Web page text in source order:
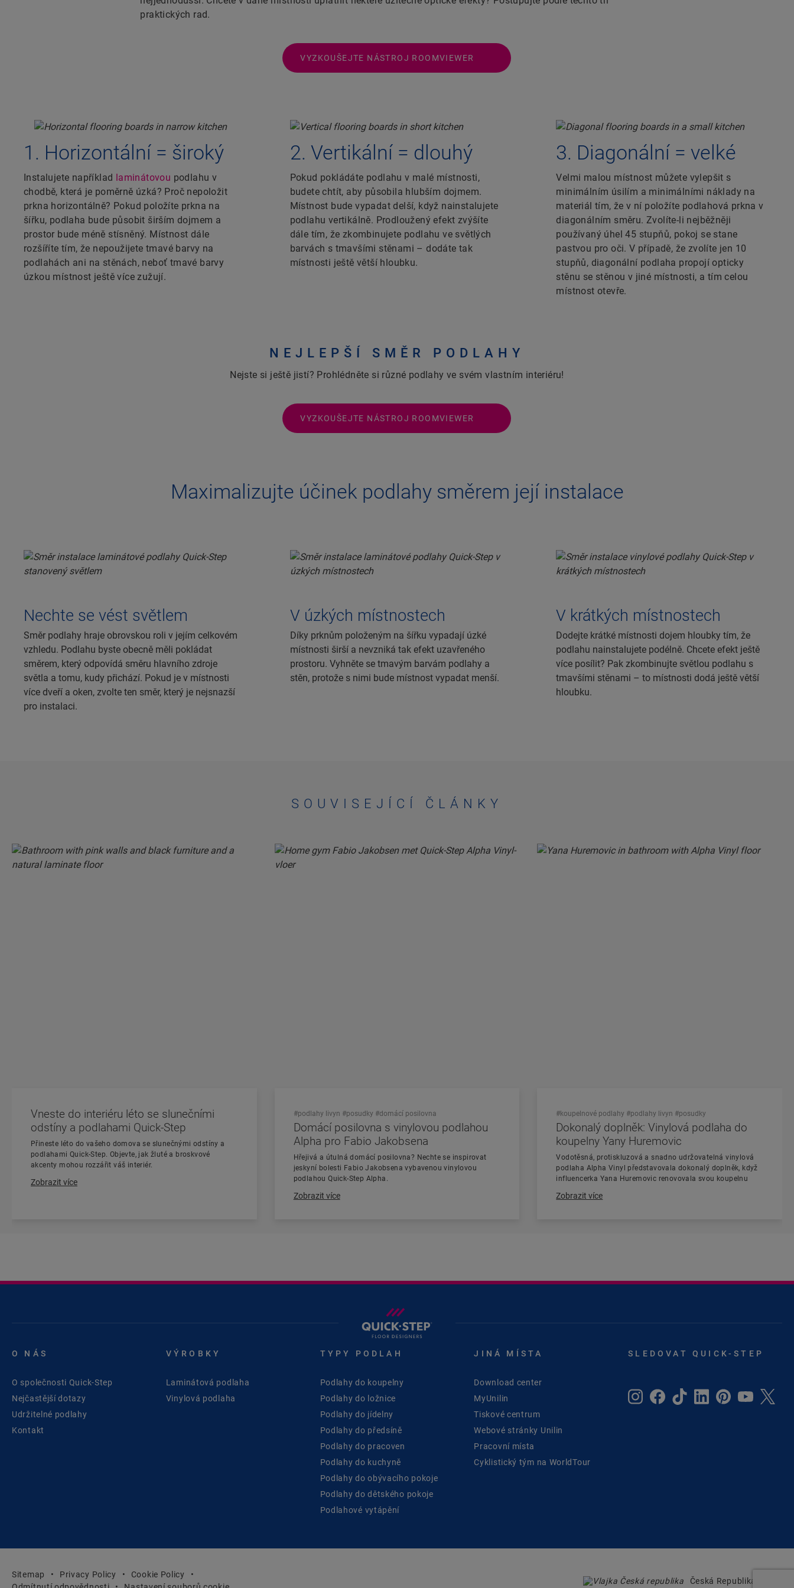
praktických rad.
VYZKOUŠEJTE NÁSTROJ ROOMVIEWER
1. Horizontální = široký
Instalujete například laminátovou podlahu v
chodbě, která je poměrně úzká? Proč nepoložit
prkna horizontálně? Pokud položíte prkna na
šířku, podlaha bude působit širším dojmem a
prostor bude méně stísněný. Místnost dále
rozšíříte tím, že nepoužijete tmavé barvy na
podlahách ani na stěnách, neboť tmavé barvy
úzkou místnost ještě více zužují.
2. Vertikální = dlouhý
Pokud pokládáte podlahu v malé místnosti,
budete chtít, aby působila hlubším dojmem.
Místnost bude vypadat delší, když nainstalujete
podlahu vertikálně. Prodloužený efekt zvýšíte
dále tím, že zkombinujete podlahu ve světlých
barvách s tmavšími stěnami – dodáte tak
místnosti ještě větší hloubku.
3. Diagonální = velké
Velmi malou místnost můžete vylepšit s
minimálním úsilím a minimálními náklady na
materiál tím, že v ní položíte podlahová prkna v
diagonálním směru. Zvolíte-li nejběžněji
používaný úhel 45 stupňů, pokoj se stane
pastvou pro oči. V případě, že zvolíte jen 10
stupňů, diagonální podlaha propojí opticky
stěnu se stěnou v jiné místnosti, a tím celou
místnost otevře.
NEJLEPŠÍ SMĚR PODLAHY
Nejste si ještě jistí? Prohlédněte si různé podlahy ve svém vlastním interiéru!
VYZKOUŠEJTE NÁSTROJ ROOMVIEWER
Maximalizujte účinek podlahy směrem její instalace
Nechte se vést světlem
Směr podlahy hraje obrovskou roli v jejím celkovém
vzhledu. Podlahu byste obecně měli pokládat
směrem, který odpovídá směru hlavního zdroje
světla a tomu, kudy přichází. Pokud je v místnosti
více dveří a oken, zvolte ten směr, který je nejsnazší
pro instalaci.
V úzkých místnostech
Díky prknům položeným na šířku vypadají úzké
místnosti širší a nevzniká tak efekt uzavřeného
prostoru. Vyhněte se tmavým barvám podlahy a
stěn, protože s nimi bude místnost vypadat menší.
V krátkých místnostech
Dodejte krátké místnosti dojem hloubky tím, že
podlahu nainstalujete podélně. Chcete efekt ještě
více posílit? Pak zkombinujte světlou podlahu s
tmavšími stěnami – to místnosti dodá ještě větší
hloubku.
SOUVISEJÍCÍ ČLÁNKY
Vneste do interiéru léto se slunečními
odstíny a podlahami Quick-Step
Přineste léto do vašeho domova se slunečnými odstíny a
podlahami Quick-Step. Objevte, jak žluté a broskvové
akcenty mohou rozzářit váš interiér.
Zobrazit více
Domácí posilovna s vinylovou podlahou
Alpha pro Fabio Jakobsena
Hřejivá a útulná domácí posilovna? Nechte se inspirovat
jeskyní bolesti Fabio Jakobsena vybavenou vinylovou
podlahou Quick-Step Alpha.
Zobrazit více
#podlahy livyn #posudky #domácí posilovna
Dokonalý doplněk: Vinylová podlaha do
koupelny Yany Huremovic
Vodotěsná, protiskluzová a snadno udržovatelná vinylová
podlaha Alpha Vinyl představovala dokonalý doplněk, když
influencerka Yana Huremovic renovovala svou koupelnu
Zobrazit více
#koupelnové podlahy #podlahy livyn #posudky
O NÁS
O společnosti Quick-Step
Nejčastější dotazy
Udržitelné podlahy
Kontakt
VÝROBKY
Laminátová podlaha
Vinylová podlaha
TYPY PODLAH
Podlahy do koupelny
Podlahy do ložnice
Podlahy do jídelny
Podlahy do předsíně
Podlahy do pracoven
Podlahy do kuchyně
Podlahy do obývacího pokoje
Podlahy do dětského pokoje
Podlahové vytápění
JINÁ MÍSTA
Download center
MyUnilin
Tiskové centrum
Webové stránky Unilin
Pracovní místa
Cyklistický tým na WorldTour
SLEDOVAT QUICK-STEP
Sitemap Privacy Policy
Cookie Policy
Česká Republika